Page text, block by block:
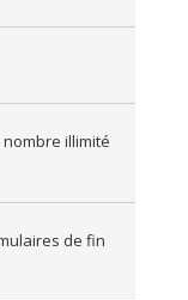
illimité
de fin